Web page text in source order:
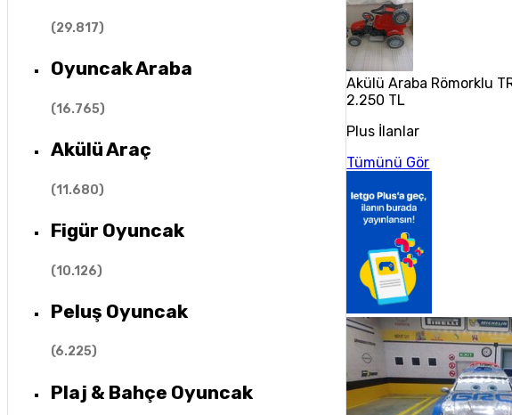
(29.817)
Oyuncak Araba
(16.765)
Akülü Araç
(11.680)
Figür Oyuncak
(10.126)
Peluş Oyuncak
(6.225)
Plaj & Bahçe Oyuncak
Akülü Araba Römorklu
2.250 TL
Plus İlanlar
Tümünü Gör